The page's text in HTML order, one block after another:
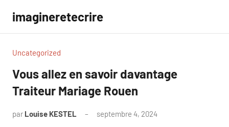
contenu
imagineretecrire
Uncategorized
Vous allez en savoir davantage
Traiteur Mariage Rouen
par Louise KESTEL septembre 4, 2024